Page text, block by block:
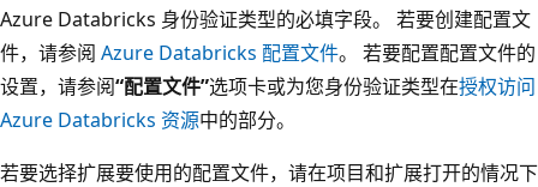
Azure Databricks 身份验证类型的必填字段。 若要创建配置文
件，请参阅 Azure Databricks 配置文件。 若要配置配置文件的
设置，请参阅“配置文件”选项卡或为您身份验证类型在授权访问
Azure Databricks 资源中的部分。
若要选择扩展要使用的配置文件，请在项目和扩展打开的情况下